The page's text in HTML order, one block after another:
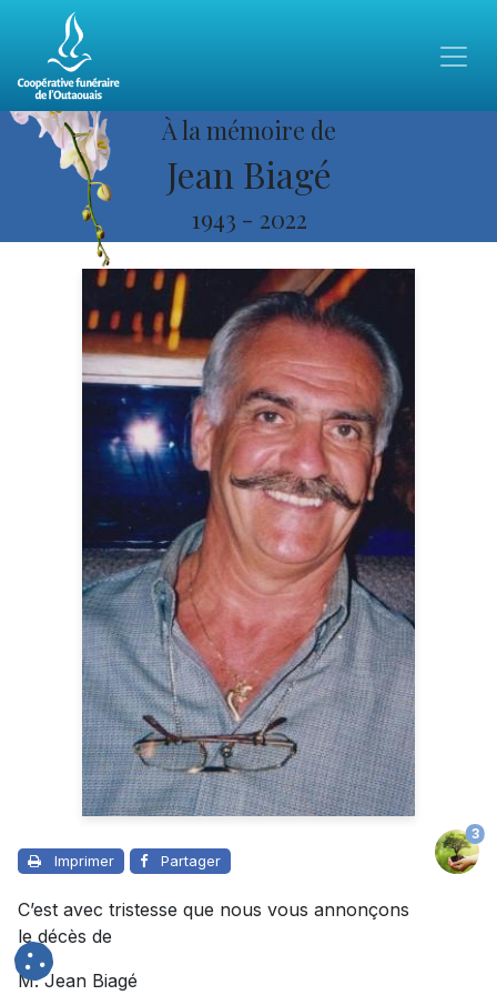
À la mémoire de
Jean Biagé
1943 - 2022
Imprimer Partager
3
C’est avec tristesse que nous vous annonçons
le décès de
M. Jean Biagé